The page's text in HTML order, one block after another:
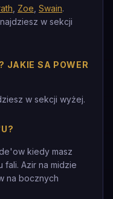
Zoe Swain.
w sekcji
JAKIE SA POWER
w sekcji wyżej.
kiedy masz
fali. Azir na midzie
na bocznych